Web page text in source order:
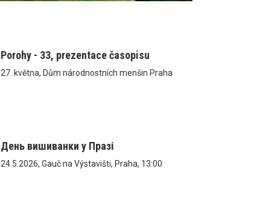
Porohy - 33, prezentace časopisu
27. května, Dům národnostních menšin Praha
День вишиванки у Празі
24.5.2026, Gauč na Výstavišti, Praha, 13:00